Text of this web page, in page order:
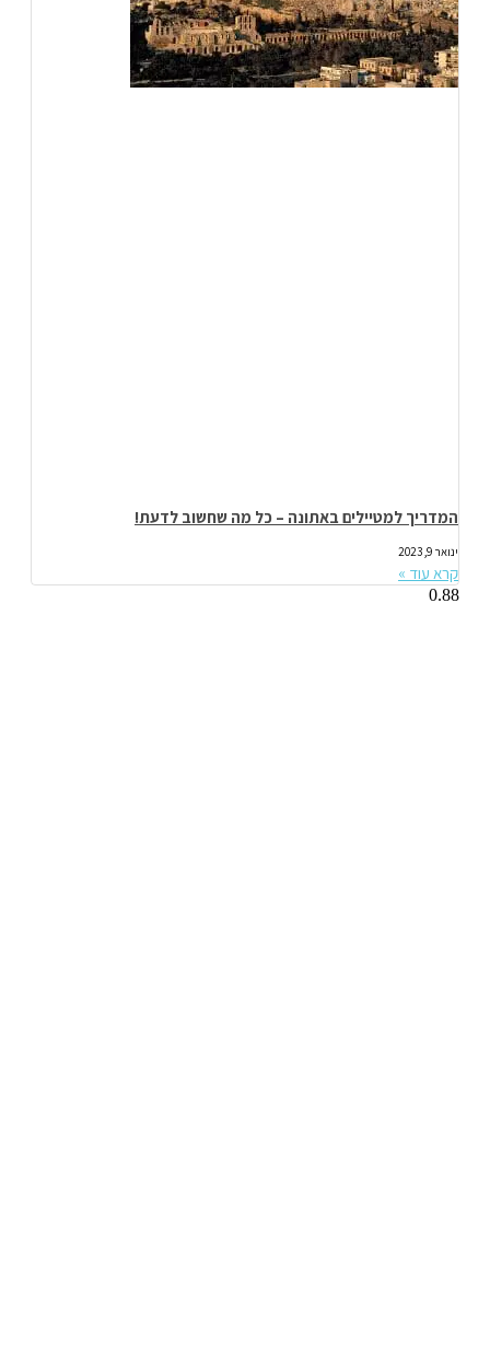
המדריך למטיילים באתונה – כל מה שחשוב לדעת!
ינואר 9, 2023
קרא עוד »